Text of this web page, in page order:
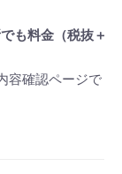
も料金（税抜＋
容確認ページで